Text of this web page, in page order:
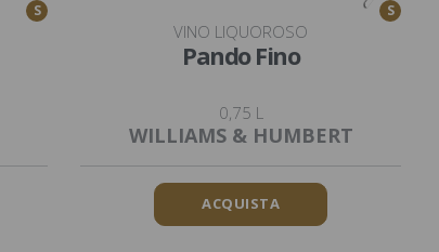
S S
VINO LIQUOROSO
Pando Fino
0,75 L
WILLIAMS & HUMBERT
ACQUISTA